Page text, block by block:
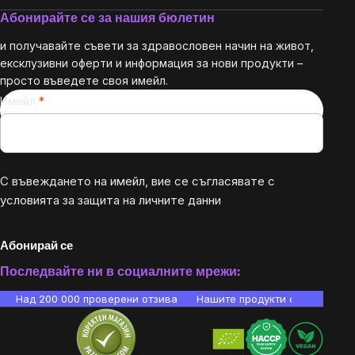
Абонирайте се за нашия бюлетин
и получавайте съвети за здравословен начин на живот,
ексклузивни оферти и информация за нови продукти –
просто въведете своя имейл.
Имейл
С въвеждането на имейл, вие се съгласявате с
условията за защита на личните данни
Абонирай се
Последвайте ни в социалните мрежи:
Над 200 000 проверени отзива Нашите продукти са